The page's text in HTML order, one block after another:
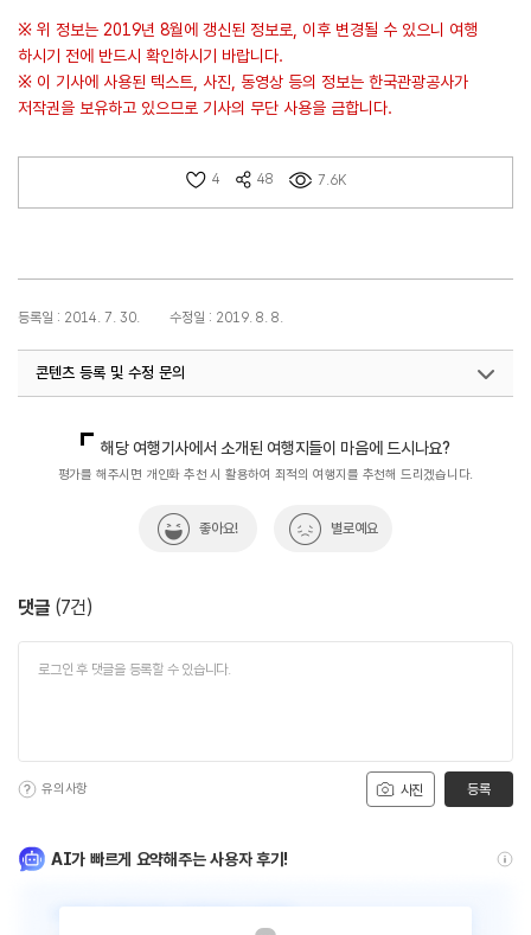
※ 위 정보는 2019년 8월에 갱신된 정보로, 이후 변경될 수 있으니 여행
하시기 전에 반드시 확인하시기 바랍니다.
※ 이 기사에 사용된 텍스트, 사진, 동영상 등의 정보는 한국관광공사가
저작권을 보유하고 있으므로 기사의 무단 사용을 금합니다.
4 48 7.6K
등록일 : 2014. 7. 30. 수정일 : 2019. 8. 8.
콘텐츠 등록 및 수정 문의
해당 여행기사에서 소개된 여행지들이 마음에 드시나요?
평가를 해주시면 개인화 추천 시 활용하여 최적의 여행지를 추천해 드리겠습니다.
좋아요! 별로예요
댓글 (7건)
사진
유의사항 등록
AI가 빠르게 요약해주는 사용자 후기!